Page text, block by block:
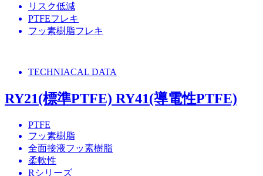
リスク低減
PTFEフレキ
フッ素樹脂フレキ
TECHNIACAL DATA
RY21(標準PTFE) RY41(導電性PTFE)
PTFE
フッ素樹脂
全面接液フッ素樹脂
柔軟性
Rシリーズ